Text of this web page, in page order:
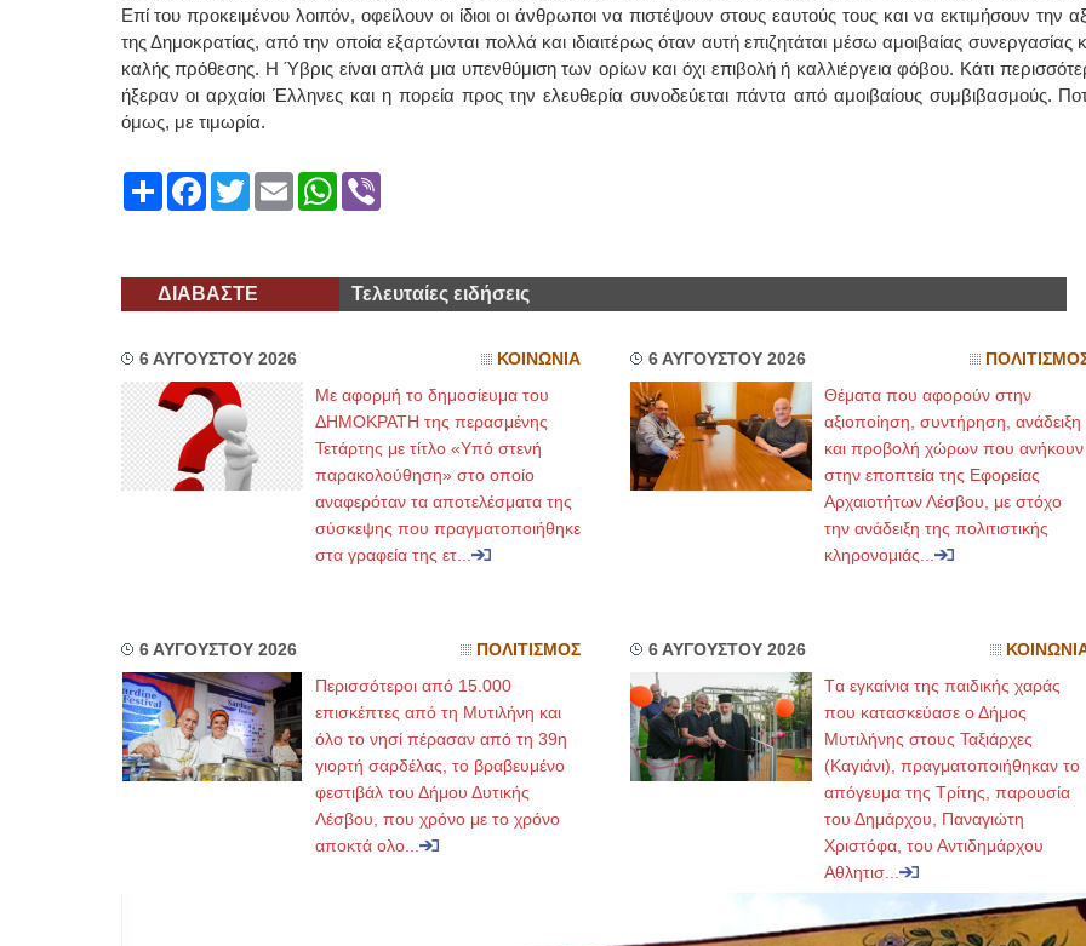
Επί του προκειμένου λοιπόν, οφείλουν οι ίδιοι οι άνθρωποι να πιστέψουν στους εαυτούς τους και να εκτιμήσουν την
της Δημοκρατίας, από την οποία εξαρτώνται πολλά και ιδιαιτέρως όταν αυτή επιζητάται μέσω αμοιβαίας συνεργασίας
καλής πρόθεσης. Η Ύβρις είναι απλά μια υπενθύμιση των ορίων και όχι επιβολή ή καλλιέργεια φόβου. Κάτι
ήξεραν οι αρχαίοι Έλληνες και η πορεία προς την ελευθερία συνοδεύεται πάντα από αμοιβαίους συμβιβασμούς.
όμως, με τιμωρία.
ShareFacebook
TwitterEmailWhatsApp
Viber
ΔΙΑΒΑΣΤΕ Τελευταίες ειδήσεις
6 ΑΥΓΟΥΣΤΟΥ 2026 ΚΟΙΝΩΝΙΑ
Με αφορμή το δημοσίευμα του
ΔΗΜΟΚΡΑΤΗ της περασμένης
Τετάρτης με τίτλο «Υπό στενή
παρακολούθηση» στο οποίο
αναφερόταν τα αποτελέσματα της
σύσκεψης που πραγματοποιήθηκε
στα γραφεία της ετ...
6 ΑΥΓΟΥΣΤΟΥ 2026
Θέματα που αφορούν στην
αξιοποίηση, συντήρηση, ανάδειξη
και προβολή χώρων που ανήκουν
στην εποπτεία της Εφορείας
Αρχαιοτήτων Λέσβου, με στόχο
την ανάδειξη της πολιτιστικής
κληρονομιάς...
6 ΑΥΓΟΥΣΤΟΥ 2026 ΠΟΛΙΤΙΣΜΟΣ
Περισσότεροι από 15.000
επισκέπτες από τη Μυτιλήνη και
όλο το νησί πέρασαν από τη 39η
γιορτή σαρδέλας, το βραβευμένο
φεστιβάλ του Δήμου Δυτικής
Λέσβου, που χρόνο με το χρόνο
αποκτά ολο...
6 ΑΥΓΟΥΣΤΟΥ 2026
Tα εγκαίνια της παιδικής χαράς
που κατασκεύασε ο Δήμος
Μυτιλήνης στους Ταξιάρχες
(Καγιάνι), πραγματοποιήθηκαν το
απόγευμα της Τρίτης, παρουσία
του Δημάρχου, Παναγιώτη
Χριστόφα, του Αντιδημάρχου
Αθλητισ...